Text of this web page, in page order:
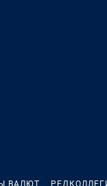
ВАЛЮТ